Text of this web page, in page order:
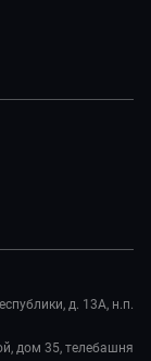
д. 13А, н.п.
дом 35, телебашня